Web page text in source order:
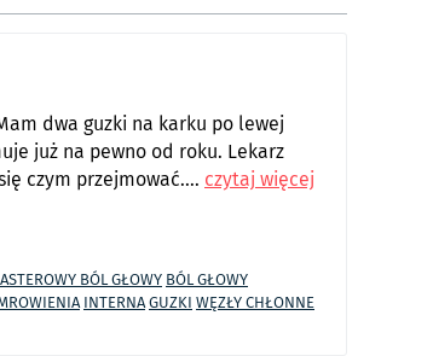
dwa guzki na karku po lewej
już na pewno od roku. Lekarz
czym przejmować.... czytaj więcej
BÓL GŁOWY BÓL GŁOWY
INTERNAGUZKI WĘZŁY CHŁONNE